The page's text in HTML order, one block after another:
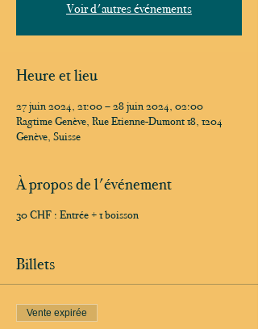
Voir d'autres événements
Heure et lieu
27 juin 2024, 21:00 – 28 juin 2024, 02:00
Ragtime Genève, Rue Etienne-Dumont 18, 1204
Genève, Suisse
À propos de l'événement
30 CHF : Entrée + 1 boisson
Billets
Vente expirée